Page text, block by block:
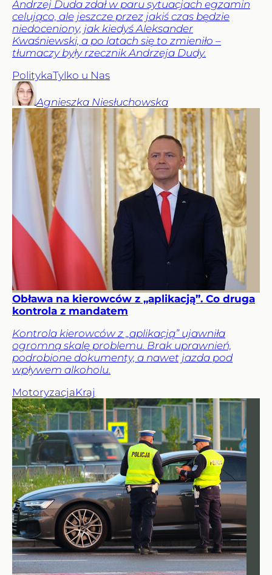
Andrzej Duda zdał w paru sytuacjach egzamin
celująco, ale jeszcze przez jakiś czas będzie
niedoceniony, jak kiedyś Aleksander
Kwaśniewski, a po latach się to zmieniło –
tłumaczy były rzecznik Andrzeja Dudy.
PolitykaTylko u Nas
Agnieszka Niesłuchowska
Obława na kierowców z „aplikacją”. Co druga
kontrola z mandatem
Kontrola kierowców z „aplikacją” ujawniła
ogromną skalę problemu. Brak uprawnień,
podrobione dokumenty, a nawet jazda pod
wpływem alkoholu.
MotoryzacjaKraj